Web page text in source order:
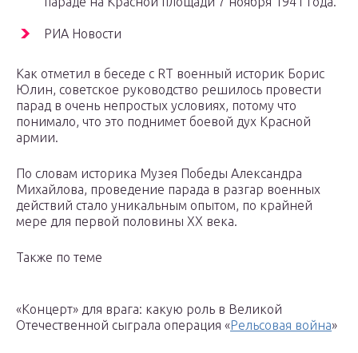
РИА Новости
Как отметил в беседе с RT военный историк Борис
Юлин, советское руководство решилось провести
парад в очень непростых условиях, потому что
понимало, что это поднимет боевой дух Красной
армии.
По словам историка Музея Победы Александра
Михайлова, проведение парада в разгар военных
действий стало уникальным опытом, по крайней
мере для первой половины XX века.
Также по теме
«Концерт» для врага: какую роль в Великой
Отечественной сыграла операция «Рельсовая война»